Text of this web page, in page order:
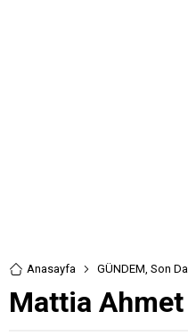
Anasayfa GÜNDEM, Son
Mattia